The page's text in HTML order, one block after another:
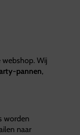
webshop. Wij
pannen,
worden
naar